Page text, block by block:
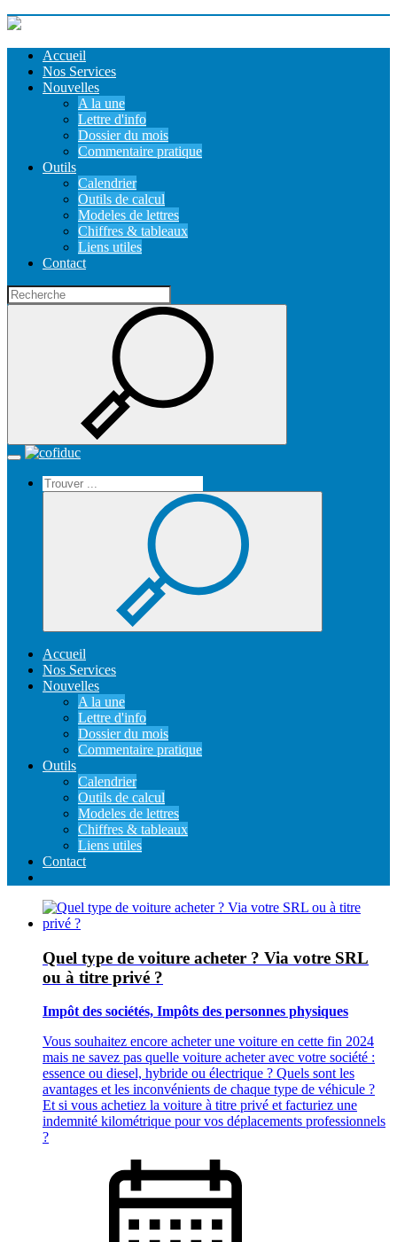
Accueil
Nos Services
Nouvelles
A la une
Lettre d'info
Dossier du mois
Commentaire pratique
Outils
Calendrier
Outils de calcul
Modeles de lettres
Chiffres & tableaux
Liens utiles
Contact
Recherche
Recherche
Toggle
navigation
Accueil
Accueil
Nos Services
Nouvelles
A la une
Lettre d'info
Dossier du mois
Commentaire pratique
Outils
Calendrier
Outils de calcul
Modeles de lettres
Chiffres & tableaux
Liens utiles
Contact
Quel type de voiture acheter ? Via votre SRL
ou à titre privé ?
Impôt des sociétés, Impôts des personnes physiques
Vous souhaitez encore acheter une voiture en cette fin 2024
mais ne savez pas quelle voiture acheter avec votre société :
essence ou diesel, hybride ou électrique ? Quels sont les
avantages et les inconvénients de chaque type de véhicule ?
Et si vous achetiez la voiture à titre privé et facturiez une
indemnité kilométrique pour vos déplacements professionnels
?